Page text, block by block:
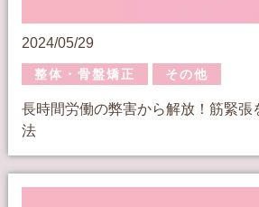
2024/05/29
整体・骨盤矯正 その他
長時間労働の弊害から解放！筋緊張
法